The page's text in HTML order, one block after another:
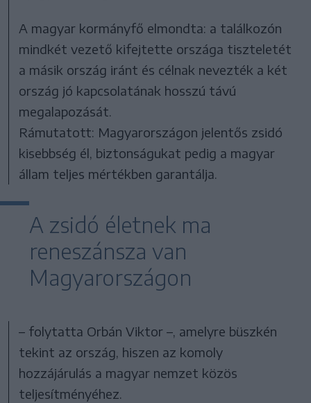
A magyar kormányfő elmondta: a találkozón
mindkét vezető kifejtette országa tiszteletét
a másik ország iránt és célnak nevezték a két
ország jó kapcsolatának hosszú távú
megalapozását.
Rámutatott: Magyarországon jelentős zsidó
kisebbség él, biztonságukat pedig a magyar
állam teljes mértékben garantálja.
A zsidó életnek ma
reneszánsza van
Magyarországon
– folytatta Orbán Viktor –, amelyre büszkén
tekint az ország, hiszen az komoly
hozzájárulás a magyar nemzet közös
teljesítményéhez.